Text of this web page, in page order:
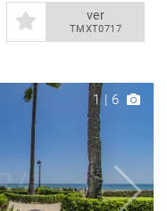
ver
TMXT0717
1| 6